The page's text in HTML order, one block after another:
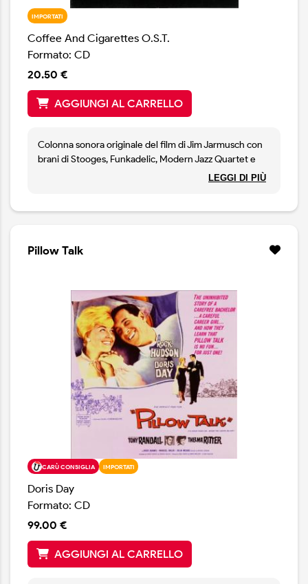
IMPORTATI
Coffee And Cigarettes O.S.T.
Formato: CD
20.50 €
AGGIUNGI AL CARRELLO
Colonna sonora originale del film di Jim Jarmusch con
brani di Stooges, Funkadelic, Modern Jazz Quartet e
LEGGI DI PIÙ
Pillow Talk
CARÙ CONSIGLIA IMPORTATI
Doris Day
Formato: CD
99.00 €
AGGIUNGI AL CARRELLO